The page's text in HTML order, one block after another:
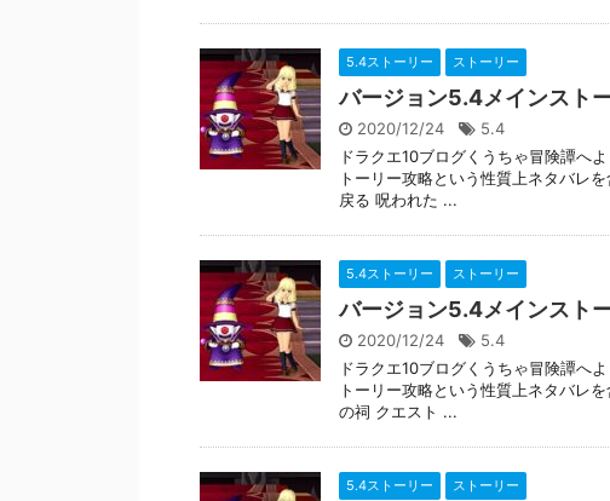
5.4ストーリー ストーリー
バージョン5.4メインスト
2020/12/24
5.4
ドラクエ10ブログくうちゃ冒険譚へ
トーリー攻略という性質上ネタバレ
戻る 呪われた ...
5.4ストーリー ストーリー
バージョン5.4メインスト
2020/12/24
5.4
ドラクエ10ブログくうちゃ冒険譚へ
トーリー攻略という性質上ネタバレ
の祠 クエスト ...
5.4ストーリー ストーリー